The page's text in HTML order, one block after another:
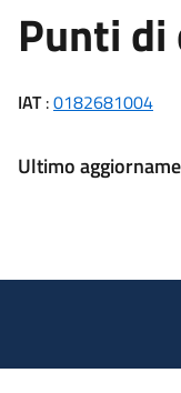
Punti
IAT:0182681004
Ultimo